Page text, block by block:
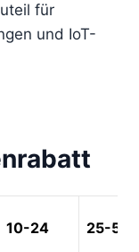
für
und IoT-
10-24 25-50